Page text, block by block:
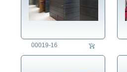
00019-16